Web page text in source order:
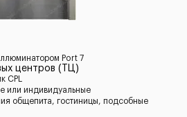
Port 7
центров (ТЦ)
CPL
или индивидуальные
общепита, гостиницы, подсобные